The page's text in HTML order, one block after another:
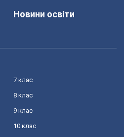
Новини освіти
7 клас
8 клас
9 клас
10 клас